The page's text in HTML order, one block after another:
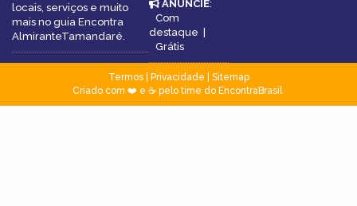
locais, serviços e muito
mais no guia Encontra
AlmiranteTamandaré.
ANUNCIE:
Com
destaque |
Grátis
Termos| Privacidade
Sitemap
Criado com ❤️ e ☕ pelo time do EncontraBrasil